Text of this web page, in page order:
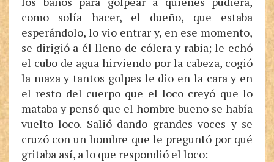
como solía hacer, el dueño, que estaba
esperándolo, lo vio entrar y, en ese momento,
se dirigió a él lleno de cólera y rabia; le echó
el cubo de agua hirviendo por la cabeza, cogió
la maza y tantos golpes le dio en la cara y en
el resto del cuerpo que el loco creyó que lo
mataba y pensó que el hombre bueno se había
vuelto loco. Salió dando grandes voces y se
cruzó con un hombre que le preguntó por qué
gritaba así, a lo que respondió el loco: